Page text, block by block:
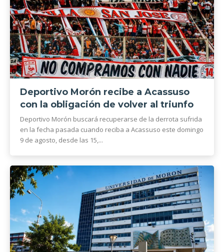
Deportivo Morón recibe a Acassuso
con la obligación de volver al triunfo
Deportivo Morón buscará recuperarse de la derrota sufrida
en la fecha pasada cuando reciba a Acassuso este domingo
9 de agosto, desde las 15,...